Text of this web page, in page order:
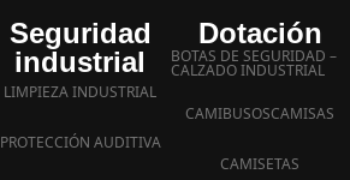
Seguridad
industrial
LIMPIEZA INDUSTRIAL
PROTECCIÓN AUDITIVA
Dotación
BOTAS DE SEGURIDAD –
CALZADO INDUSTRIAL
CAMIBUSOSCAMISAS
CAMISETAS